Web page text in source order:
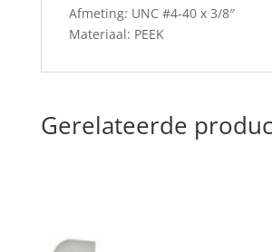
Afmeting: UNC #4-40 x 3/8″
Materiaal: PEEK
Gerelateerde